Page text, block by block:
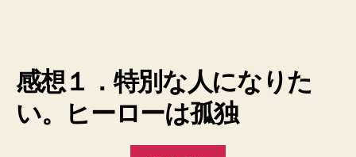
社
新
書
へ
感想１．特別な人になりた
い。ヒーローは孤独